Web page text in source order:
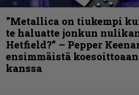
”Metallica on tiukempi
te haluatte jonkun
Hetfield?” – Pepper
ensimmäistä
kanssa